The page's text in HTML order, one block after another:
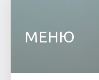
МЕНЮ